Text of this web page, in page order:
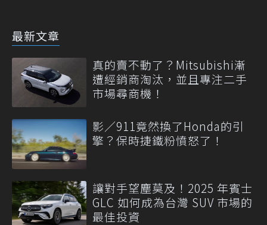
最新文章
真的賣不動了？Mitsubishi漸
遭經銷商淘汰，並且專注二手
市場尋商機！
影／911竟然換了Honda的引
擎？保時捷鐵粉憤怒了！
讓對手望塵莫及！2025 年賓士
GLC 如何成為台灣 SUV 市場的
最佳投資